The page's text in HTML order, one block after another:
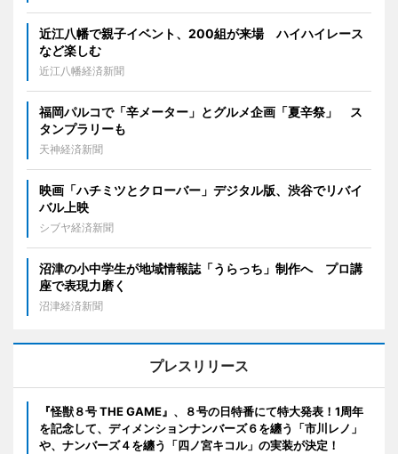
近江八幡で親子イベント、200組が来場 ハイハイレース
など楽しむ
近江八幡経済新聞
福岡パルコで「辛メーター」とグルメ企画「夏辛祭」 ス
タンプラリーも
天神経済新聞
映画「ハチミツとクローバー」デジタル版、渋谷でリバイ
バル上映
シブヤ経済新聞
沼津の小中学生が地域情報誌「うらっち」制作へ プロ講
座で表現力磨く
沼津経済新聞
プレスリリース
『怪獣８号 THE GAME』、８号の日特番にて特大発表！1周年
を記念して、ディメンションナンバーズ６を纏う「市川レノ」
や、ナンバーズ４を纏う「四ノ宮キコル」の実装が決定！